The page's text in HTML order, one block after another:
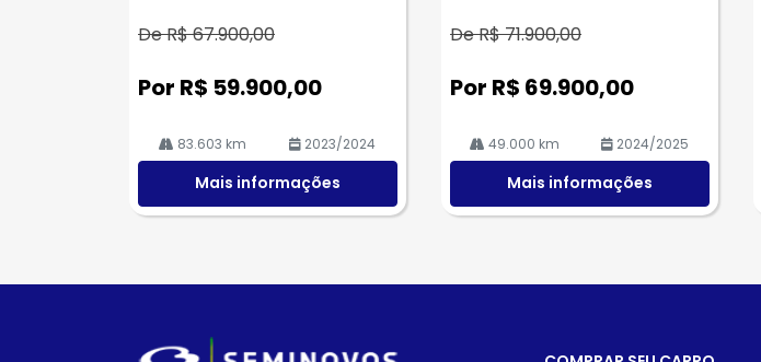
De R$ 67.900,00
Por R$ 59.900,00
83.603 km 2023/2024
Mais informações
De R$ 71.900,00
Por R$ 69.900,00
49.000 km 2024/2025
Mais informações